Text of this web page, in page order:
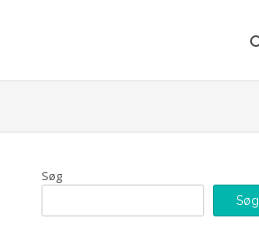
Søg
Søg